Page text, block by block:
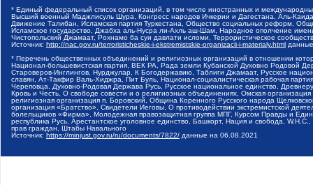
* Единый федеральный список организаций, в том числе иностранных и
Высший военный Маджлисуль Шура, Конгресс народов Ичкерии и Дагестана, Аль-
Движение Талибан, Исламская партия Туркестана, Общество социальных реформ,
Исламское государство, Джабха аль-Нусра ли-Ахль аш-Шам, Народное ополчение
Чистопольский Джамаат, Рохнамо ба суи давлати исломи, Террористическое
Источник: http://nac.gov.ru/terroristicheskie-i-ekstremistskie-organizacii-i-materialy.html
* Перечень общественных объединений и религиозных организаций в отношении
Национал-большевистская партия, ВЕК РА, Рада земли Кубанской Духовно Родовой
Староверов-Инглингов, Нурджулар, К Богодержавию, Таблиги Джамаат, Русское
славян, Ат-Такфир Валь-Хиджра, Пит Буль, Национал-социалистическая рабочая
Череповца, Духовно-Родовая Держава Русь, Русское национальное единство,
Кровь и Честь, О свободе совести и о религиозных объединениях, Омская
религиозная организация п. Боровский, Община Коренного Русского народа
организация «Братство», Свидетели Иеговы, О противодействии экстремистской
болельщиков «Фирма», Молодежная правозащитная группа МПГ, Курсом Правды и
республика Русь, Арестантское уголовное единство, Башкорт, Нация и свобода,
прав граждан, Штабы Навального
Источник: https://minjust.gov.ru/ru/documents/7822/ данные на 06.08.2021